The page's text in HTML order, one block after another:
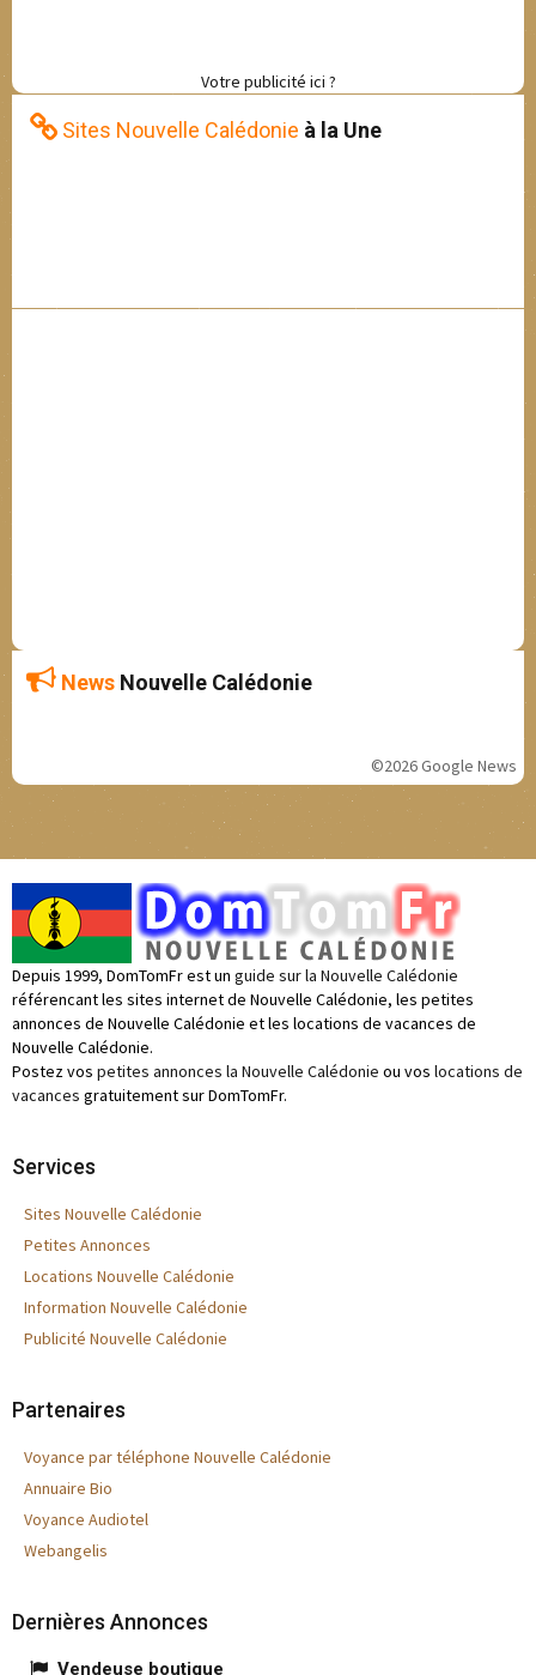
Votre publicité ici ?
Sites Nouvelle Calédonie à la Une
News Nouvelle Calédonie
©2026 Google News
Depuis 1999, DomTomFr est un guide sur la Nouvelle Calédonie
référencant les sites internet de Nouvelle Calédonie, les petites
annonces de Nouvelle Calédonie et les locations de vacances de
Nouvelle Calédonie.
Postez vos petites annonces la Nouvelle Calédonie ou vos locations de
vacances gratuitement sur DomTomFr.
Services
Sites Nouvelle Calédonie
Petites Annonces
Locations Nouvelle Calédonie
Information Nouvelle Calédonie
Publicité Nouvelle Calédonie
Partenaires
Voyance par téléphone Nouvelle Calédonie
Annuaire Bio
Voyance Audiotel
Webangelis
Dernières Annonces
Vendeuse boutique